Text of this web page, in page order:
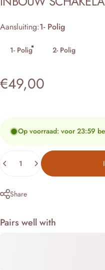
Aansluiting
Aansluiting:1- Polig
1- Polig 2- Polig
€49,00
Op voorraad: voor 23:59
Share
Pairs well with